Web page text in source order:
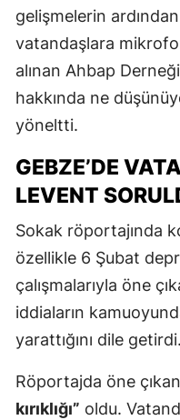
gelişmelerin
vatandaşlara
alınan Ahbap
hakkında ne
yöneltti.
GEBZE’DE
LEVENT
Sokak röportajında
özellikle 6 Şubat
çalışmalarıyla öne
iddiaların
yarattığını dile getirdi.
Röportajda öne
kırıklığı” oldu.